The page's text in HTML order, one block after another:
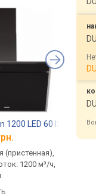
1200 LED 60 IS+BL
(пристенная),
1200 м³/ч,
от